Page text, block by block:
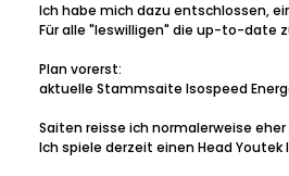
Ich habe mich dazu entschlossen,
Für alle "leswilligen" die up-to-date
Plan vorerst:
aktuelle Stammsaite Isospeed
Saiten reisse ich normalerweise
Ich spiele derzeit einen Head Youtek